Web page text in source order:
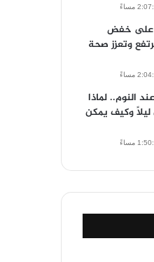
على خفض
وتعزز صحة
النوم.. لماذا
ليلًا وكيف يمكن